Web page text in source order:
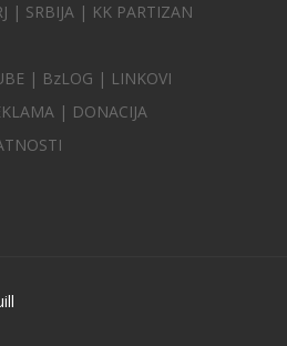
| SRBIJA | KK PARTIZAN
| BzLOG | LINKOVI
| DONACIJA